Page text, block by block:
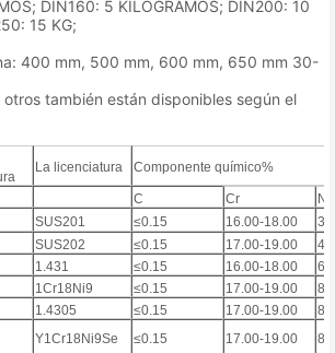
DIN160: 5 KILOGRAMOS; DIN200: 10
15 KG;
400 mm, 500 mm, 600 mm, 650 mm 30-
también están disponibles según el
La licenciatura Componente químico%
C Cr
Ni
SUS201 ≤0.15 16.00-18.00
SUS202 ≤0.15 17.00-19.00
1.431 ≤0.15 16.00-18.00
1Cr18Ni9 ≤0.15 17.00-19.00
1.4305 ≤0.15 17.00-19.00
Y1Cr18Ni9Se ≤0.15 17.00-19.00